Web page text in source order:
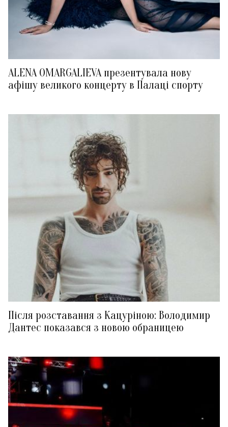
ALENA OMARGALIEVA презентувала нову
афішу великого концерту в Палаці спорту
Після розставання з Кацуріною: Володимир
Дантес показався з новою обраницею